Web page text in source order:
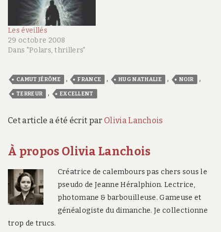
Les éveillés
29 octobre 2008
Dans "Polars, thrillers"
CAMUT JÉRÔME , FRANCE , HUG NATHALIE , NOIR ,
TERREUR , EXCELLENT
Cet article a été écrit par Olivia Lanchois
À propos Olivia Lanchois
Créatrice de calembours pas chers sous le
pseudo de Jeanne Héralphion. Lectrice,
photomane & barbouilleuse. Gameuse et
généalogiste du dimanche. Je collectionne
trop de trucs.